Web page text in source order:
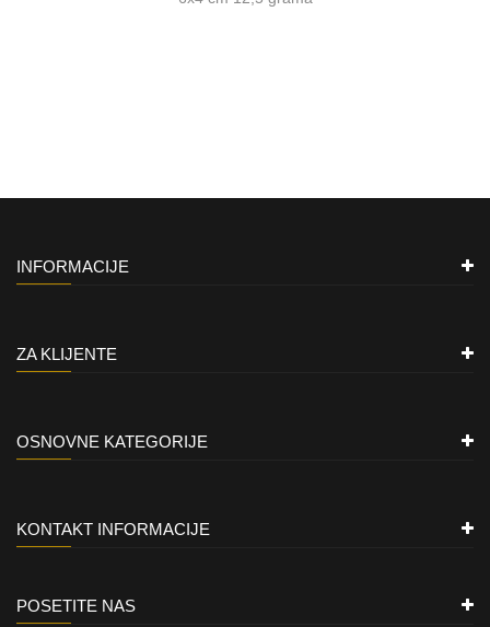
INFORMACIJE
ZA KLIJENTE
OSNOVNE KATEGORIJE
KONTAKT INFORMACIJE
POSETITE NAS